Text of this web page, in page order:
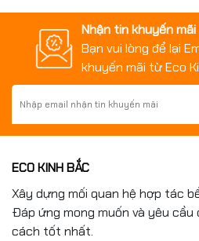
Nhận tin khuyến mãi
Bạn vui lòng để lại
khuyến mãi từ Eco
ECO KINH BẮC
Xây dựng mối quan hệ hợp tác
Đáp ứng mong muốn và yêu
cách tốt nhất.